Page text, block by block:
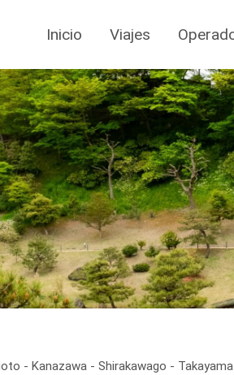
Inicio Viajes
- Kanazawa - Shirakawago -